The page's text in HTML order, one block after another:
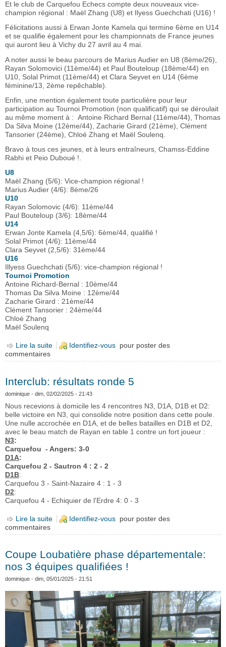
Et le club de Carquefou Echecs compte deux nouveaux vice-
champion régional : Maël Zhang (U8) et Ilyess Guechchati (U16) !
Félicitations aussi à Erwan Jonte Kamela qui termine 6ème en U14
et se qualifie également pour les championnats de France jeunes
qui auront lieu à Vichy du 27 avril au 4 mai.
A noter aussi le beau parcours de Marius Audier en U8 (8ème/26),
Rayan Solomovici (11ème/44) et Paul Bouteloup (18ème/44) en
U10, Solal Primot (11ème/44) et Clara Seyvet en U14 (6ème
féminine/13, 2ème repêchable).
Enfin, une mention également toute particulière pour leur
participation au Tournoi Promotion (non qualificatif) qui se déroulait
au même moment à : Antoine Richard Bernal (11ème/44), Thomas
Da Silva Moine (12ème/44), Zacharie Girard (21ème), Clément
Tansorier (24ème), Chloé Zhang et Maël Soulenq.
Bravo à tous ces jeunes, et à leurs entraîneurs, Chamss-Eddine
Rabhi et Peio Duboué !.
U8
Maël Zhang (5/6): Vice-champion régional !
Marius Audier (4/6): 8ème/26
U10
Rayan Solomovic (4/6): 11ème/44
Paul Bouteloup (3/6): 18ème/44
U14
Erwan Jonte Kamela (4,5/6): 6ème/44, qualifié !
Solal Primot (4/6): 11ème/44
Clara Seyvet (2,5/6): 31ème/44
U16
Illyess Guechchati (5/6): vice-champion régional !
Tournoi Promotion
Antoine Richard-Bernal : 10ème/44
Thomas Da Silva Moine : 12ème/44
Zacharie Girard : 21ème/44
Clément Tansorier : 24ème/44
Chloé Zhang
Maël Soulenq
Lire la suite de Champinats régionaux jeunes à Montaigu : 2 vice-
Identifiez-vous pour poster des
commentaires
Interclub: résultats ronde 5
dominique - dim, 02/02/2025 - 21:43
Nous recevions à domicile les 4 rencontres N3, D1A, D1B et D2:
belle victoire en N3, qui consolide notre position dans cette poule.
Une nulle accrochée en D1A, et de belles batailles en D1B et D2,
avec le beau match de Rayan en table 1 contre un fort joueur :
N3:
Carquefou - Angers: 3-0
D1A:
Carquefou 2 - Sautron 4 : 2 - 2
D1B:
Carquefou 3 - Saint-Nazaire 4 : 1 - 3
D2:
Carquefou 4 - Echiquier de l'Erdre 4: 0 - 3
Lire la suite de Interclub: résultats ronde 5
Identifiez-vous pour poster des
commentaires
Coupe Loubatière phase départementale:
nos 3 équipes qualifiées !
dominique - dim, 05/01/2025 - 21:51